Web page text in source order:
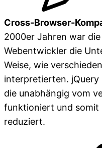
Cross-Browser-
2000er Jahren war
Webentwickler die
Weise, wie
interpretierten. jQuery
die unabhängig vom
funktioniert und somit
reduziert.